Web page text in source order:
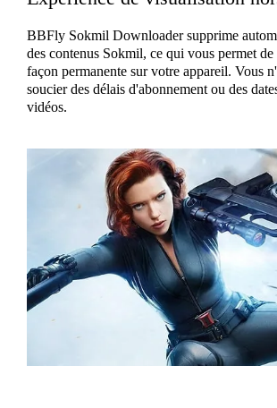
BBFly Sokmil Downloader supprime
des contenus Sokmil, ce qui vous permet de
façon permanente sur votre appareil. Vous
soucier des délais d'abonnement ou des
vidéos.